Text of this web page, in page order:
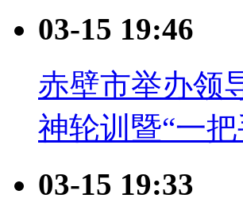
03-15 19:46
赤壁市举办领
神轮训暨“一
03-15 19:33